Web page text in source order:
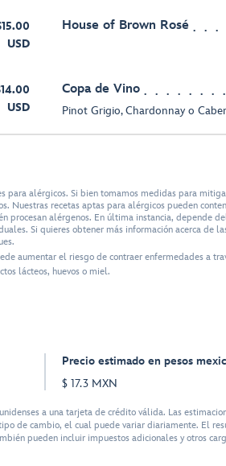
USD
House of Brown Rosé
USD
Copa de Vino
Pinot Grigio, Chardonnay o
alérgicos. Si bien tomamos medidas para
recetas aptas para alérgicos pueden
procesan alérgenos. En última instancia, depende
Si quieres obtener más información acerca de
aumentar el riesgo de contraer enfermedades a
lácteos, huevos o miel.
Precio estimado en pesos
$ 17.3 MXN
a una tarjeta de crédito válida. Las
de cambio, el cual puede variar diariamente. El
pueden incluir impuestos adicionales y otros